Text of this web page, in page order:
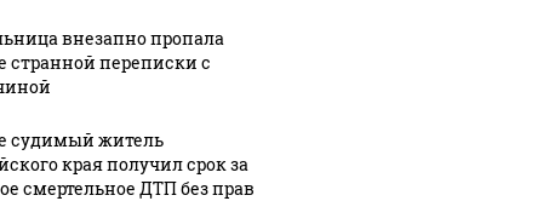
стихах и
прозе
внезапно пропала
странной переписки с
судимый житель
края получил срок за
смертельное ДТП без прав